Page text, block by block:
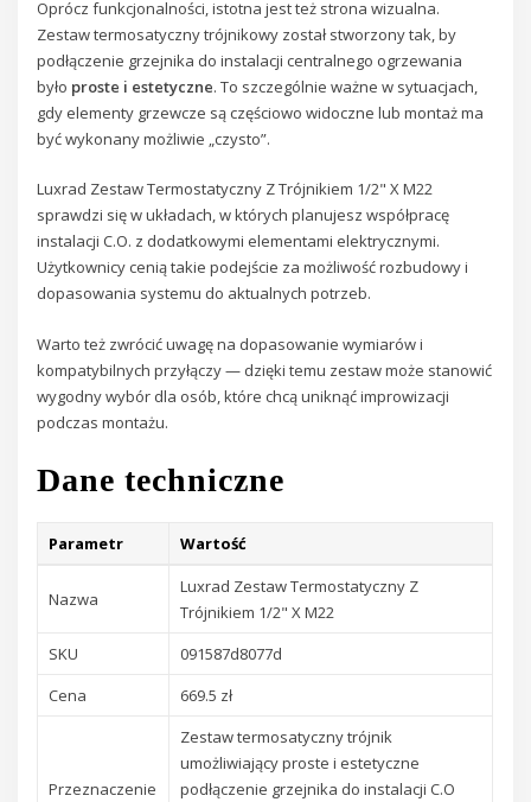
Oprócz funkcjonalności, istotna jest też strona wizualna.
Zestaw termosatyczny trójnikowy został stworzony tak, by
podłączenie grzejnika do instalacji centralnego ogrzewania
było proste i estetyczne. To szczególnie ważne w sytuacjach,
gdy elementy grzewcze są częściowo widoczne lub montaż ma
być wykonany możliwie „czysto”.
Luxrad Zestaw Termostatyczny Z Trójnikiem 1/2" X M22
sprawdzi się w układach, w których planujesz współpracę
instalacji C.O. z dodatkowymi elementami elektrycznymi.
Użytkownicy cenią takie podejście za możliwość rozbudowy i
dopasowania systemu do aktualnych potrzeb.
Warto też zwrócić uwagę na dopasowanie wymiarów i
kompatybilnych przyłączy — dzięki temu zestaw może stanowić
wygodny wybór dla osób, które chcą uniknąć improwizacji
podczas montażu.
Dane techniczne
Parametr Wartość
Nazwa
Luxrad Zestaw Termostatyczny Z
Trójnikiem 1/2" X M22
SKU
091587d8077d
Cena
669.5 zł
Przeznaczenie
Zestaw termosatyczny trójnik
umożliwiający proste i estetyczne
podłączenie grzejnika do instalacji C.O